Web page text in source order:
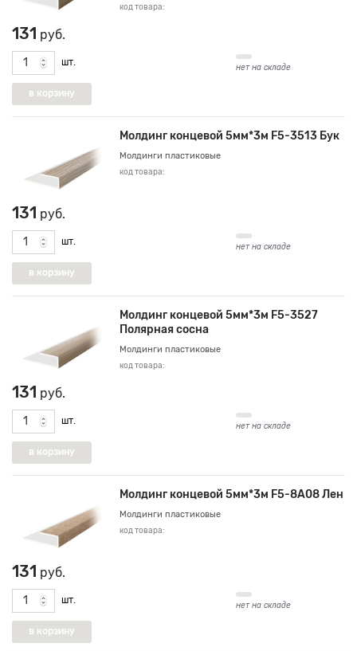
код товара:
131 руб.
шт. нет на складе
Молдинг концевой 5мм*3м F5-3513 Бук
Молдинги пластиковые
код товара:
131 руб.
шт. нет на складе
Молдинг концевой 5мм*3м F5-3527
Полярная сосна
Молдинги пластиковые
код товара:
131 руб.
шт. нет на складе
Молдинг концевой 5мм*3м F5-8А08 Лен
Молдинги пластиковые
код товара:
131 руб.
шт. нет на складе